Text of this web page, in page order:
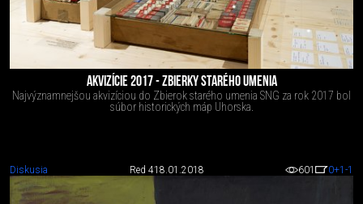
AKVIZÍCIE 2017 - ZBIERKY STARÉHO UMENIA
Najvýznamnejšou akvizíciou do Zbierok starého umenia SNG za rok 2017 bol
súbor historických máp Uhorska.
Diskusia Red 418.01.2018 601 0+1 -1